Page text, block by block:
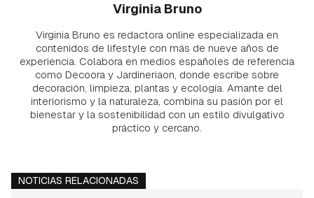
Virginia Bruno
Virginia Bruno es redactora online especializada en
contenidos de lifestyle con más de nueve años de
experiencia. Colabora en medios españoles de referencia
como Decoora y Jardineriaon, donde escribe sobre
decoración, limpieza, plantas y ecología. Amante del
interiorismo y la naturaleza, combina su pasión por el
bienestar y la sostenibilidad con un estilo divulgativo
práctico y cercano.
NOTICIAS RELACIONADAS